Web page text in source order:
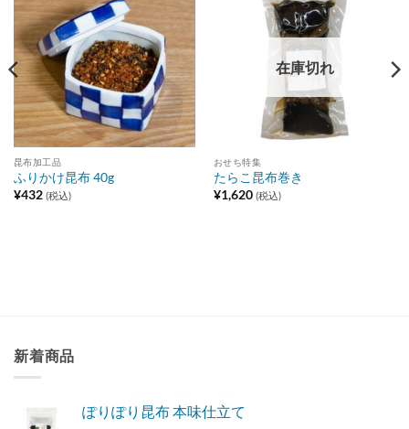
昆布加工品
ふりかけ昆布 40g
¥432 (税込)
在庫切れ
おせち特集
たらこ昆布巻き
¥1,620 (税込)
新着商品
ぽりぽり昆布 本味仕立て